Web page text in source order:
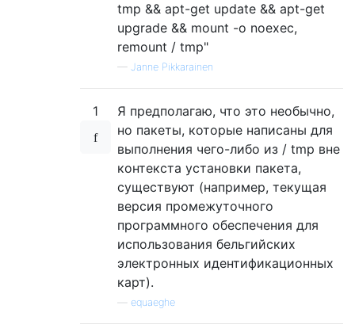
tmp && apt-get update && apt-get
upgrade && mount -o noexec,
remount / tmp"
— Janne Pikkarainen
1
Я предполагаю, что это необычно,
но пакеты, которые написаны для
выполнения чего-либо из / tmp вне
контекста установки пакета,
существуют (например, текущая
версия промежуточного
программного обеспечения для
использования бельгийских
электронных идентификационных
карт).
equaeghe